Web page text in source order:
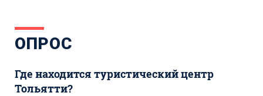
ОПРОС
Где находится туристический центр
Тольятти?